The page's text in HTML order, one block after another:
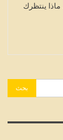
ينتظرك